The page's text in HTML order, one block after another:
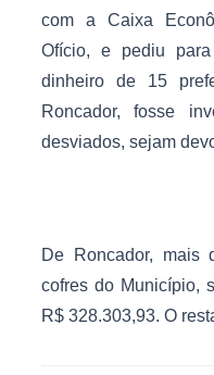
com a Caixa
Ofício, e pediu
dinheiro de 15
Roncador, fosse
desviados, sejam
De Roncador, mais
cofres do Município,
R$ 328.303,93. O